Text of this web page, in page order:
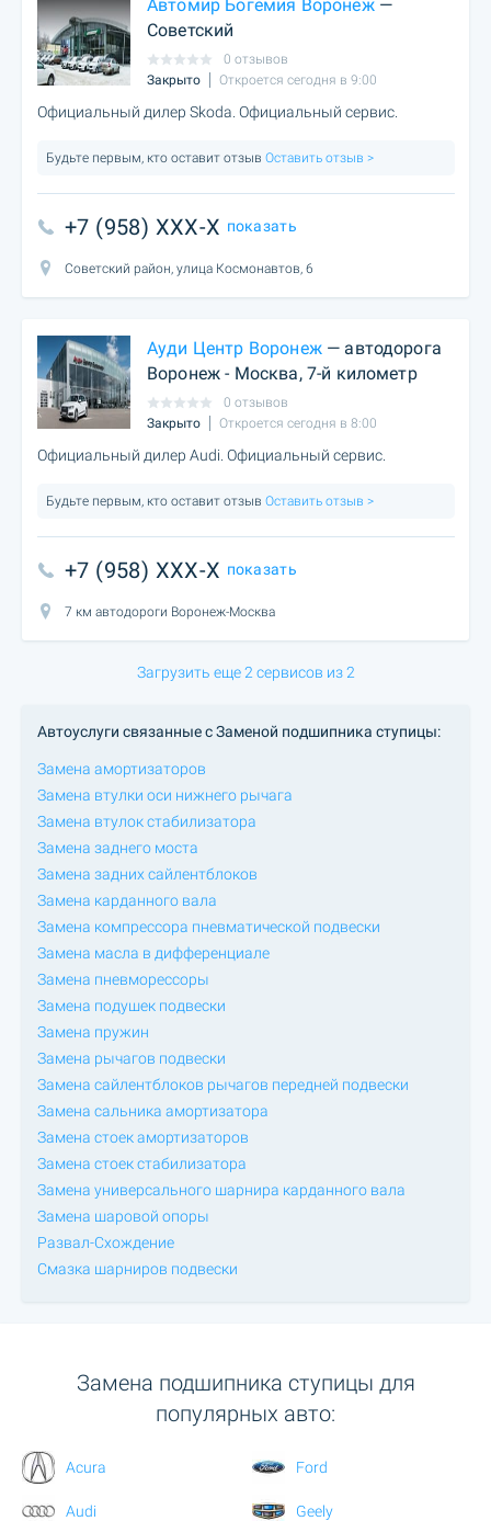
Автомир Богемия Воронеж—
Советский
0 отзывов
Закрыто
Откроется сегодня в 9:00
Официальный дилер Skoda. Официальный сервис.
Будьте первым, кто оставит отзыв Оставить отзыв >
+7 (958) XXX-X показать
Советский район, улица Космонавтов, 6
Ауди Центр Воронеж— автодорога
Воронеж - Москва, 7-й километр
0 отзывов
Закрыто
Откроется сегодня в 8:00
Официальный дилер Audi. Официальный сервис.
Будьте первым, кто оставит отзыв Оставить отзыв >
+7 (958) XXX-X показать
7 км автодороги Воронеж-Москва
Загрузить еще 2 сервисов из 2
Автоуслуги связанные с Заменой подшипника ступицы:
Замена амортизаторов
Замена втулки оси нижнего рычага
Замена втулок стабилизатора
Замена заднего моста
Замена задних сайлентблоков
Замена карданного вала
Замена компрессора пневматической подвески
Замена масла в дифференциале
Замена пневморессоры
Замена подушек подвески
Замена пружин
Замена рычагов подвески
Замена сайлентблоков рычагов передней подвески
Замена сальника амортизатора
Замена стоек амортизаторов
Замена стоек стабилизатора
Замена универсального шарнира карданного вала
Замена шаровой опоры
Развал-Схождение
Смазка шарниров подвески
Замена подшипника ступицы для
популярных авто:
Acura
Audi
Ford
Geely